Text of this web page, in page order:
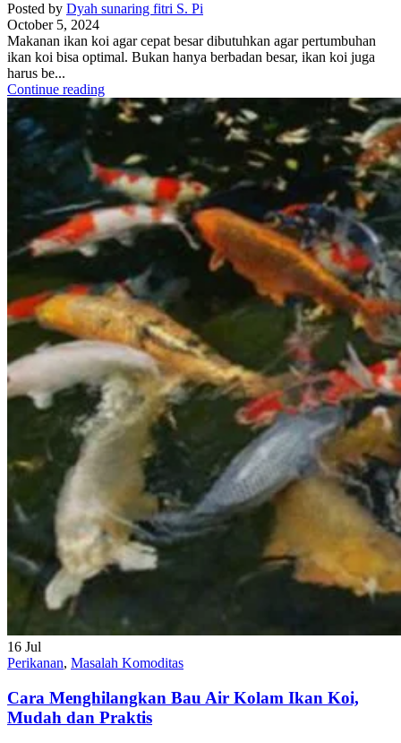
Posted by Dyah sunaring fitri S. Pi
October 5, 2024
Makanan ikan koi agar cepat besar dibutuhkan agar pertumbuhan
ikan koi bisa optimal. Bukan hanya berbadan besar, ikan koi juga
harus be...
Continue reading
16 Jul
Perikanan, Masalah Komoditas
Cara Menghilangkan Bau Air Kolam Ikan Koi,
Mudah dan Praktis